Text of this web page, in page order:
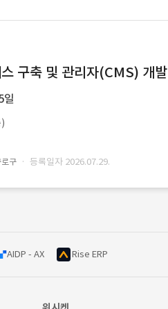
구축 및 관리자(CMS) 개발
일
구 · 등록일자 2026.07.29.
AIDP - AX Rise ERP